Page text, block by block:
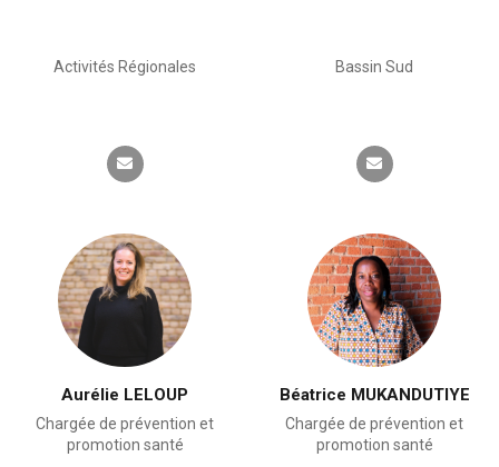
Activités Régionales Bassin Sud
Aurélie LELOUP
Chargée de prévention et
promotion santé
Béatrice MUKANDUTIYE
Chargée de prévention et
promotion santé